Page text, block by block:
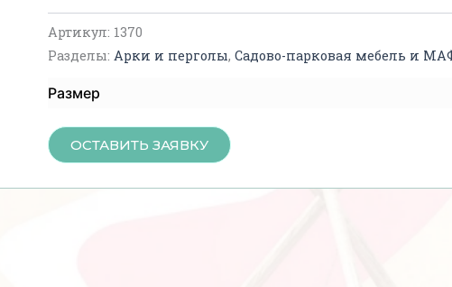
Артикул: 1370
Разделы: Арки и перголы,Садово-парковая мебель и
Размер
ОСТАВИТЬ ЗАЯВКУ